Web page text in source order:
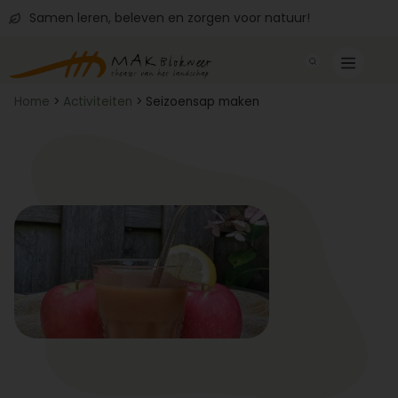
Samen leren, beleven en zorgen voor natuur!
Home > Activiteiten > Seizoensap maken